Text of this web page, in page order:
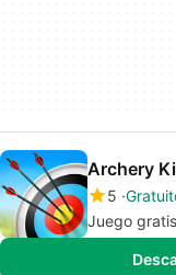
Archery
5
Juego